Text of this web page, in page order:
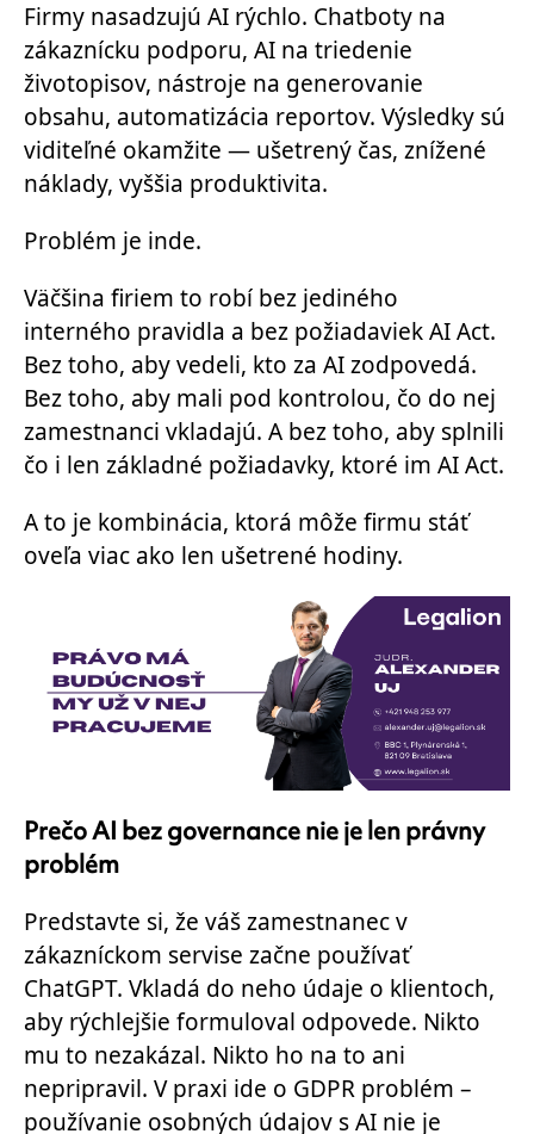
Firmy nasadzujú AI rýchlo. Chatboty na
zákaznícku podporu, AI na triedenie
životopisov, nástroje na generovanie
obsahu, automatizácia reportov. Výsledky sú
viditeľné okamžite — ušetrený čas, znížené
náklady, vyššia produktivita.
Problém je inde.
Väčšina firiem to robí bez jediného
interného pravidla a bez požiadaviek AI Act.
Bez toho, aby vedeli, kto za AI zodpovedá.
Bez toho, aby mali pod kontrolou, čo do nej
zamestnanci vkladajú. A bez toho, aby splnili
čo i len základné požiadavky, ktoré im AI Act.
A to je kombinácia, ktorá môže firmu stáť
oveľa viac ako len ušetrené hodiny.
Prečo AI bez governance nie je len právny
problém
Predstavte si, že váš zamestnanec v
zákazníckom servise začne používať
ChatGPT. Vkladá do neho údaje o klientoch,
aby rýchlejšie formuloval odpovede. Nikto
mu to nezakázal. Nikto ho na to ani
nepripravil. V praxi ide o GDPR problém –
používanie osobných údajov s AI nie je